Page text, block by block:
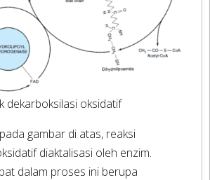
dekarboksilasi oksidatif
gambar di atas, reaksi
diaktalisasi oleh enzim.
dalam proses ini berupa